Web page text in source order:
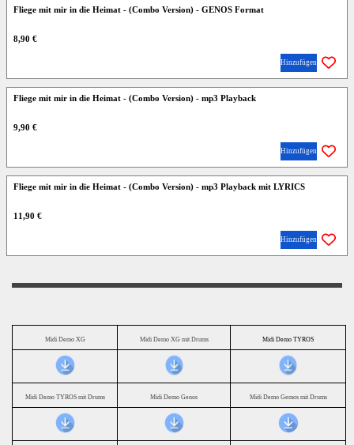
Fliege mit mir in die Heimat - (Combo Version) - GENOS Format
8,90 €
Hinzufügen
Fliege mit mir in die Heimat - (Combo Version) - mp3 Playback
9,90 €
Hinzufügen
Fliege mit mir in die Heimat - (Combo Version) - mp3 Playback mit LYRICS
11,90 €
Hinzufügen
Midi Demo XG Midi Demo XG mit Drums Midi Demo TYROS
Midi Demo TYROS mit Drums Midi Demo Genos Midi Demo Gemos mit Drums